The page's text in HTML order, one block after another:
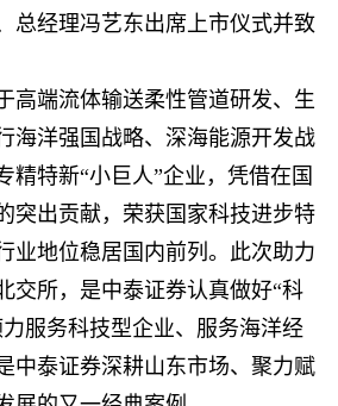
总经理冯艺东出席上市仪式并致
高端流体输送柔性管道研发、生
海洋强国战略、深海能源开发战
精特新“小巨人”企业，凭借在国
突出贡献，荣获国家科技进步特
业地位稳居国内前列。此次助力
交所，是中泰证券认真做好“科
服务科技型企业、服务海洋经
中泰证券深耕山东市场、聚力赋